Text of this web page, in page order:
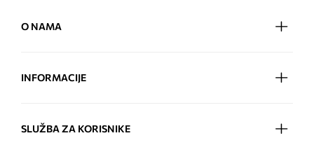
O NAMA
INFORMACIJE
SLUŽBA ZA KORISNIKE